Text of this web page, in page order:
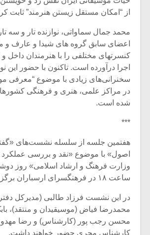
از “امکان مستقل زیستن هنرمند” ثابت
محمد جمال سماواتی، نوازنده تار و سه
اعضای سابق گروه های شیدا و عارف و
کنسرتهای مختلفی را با هنرمندان داخل و
اجرا درآورده است. تاکنون با حضور این
سخنرانی‌های زیادی با موضوع “معرفی
در مراکز علمی، هنری و فرهنگی
شده است.
***
هفتمین جلسه از سلسله نشست‌های
اصول» با موضوع «نقد و بررسی
ساعت ۱۸ در فرهنگسرای ارسباران برگزار خواهد شد.
در این نشست فرزاد طالبی (مدیرکل
محمدرضا فیاض (موسیقیدان و منتقد)،
محسن رجب پور (کارشناس) و رضا
کارشناس مجری حضور خواهند داشت.